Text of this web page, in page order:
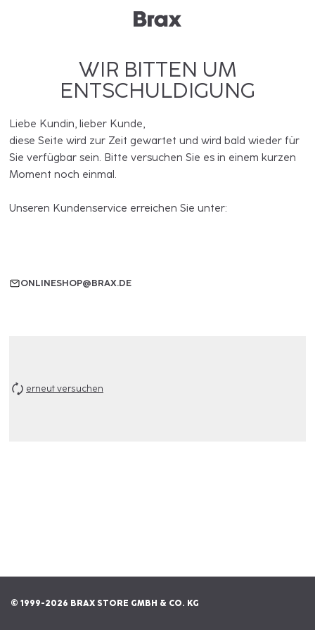
WIR BITTEN UM
ENTSCHULDIGUNG
Liebe Kundin, lieber Kunde,
diese Seite wird zur Zeit gewartet und wird bald wieder für
Sie verfügbar sein. Bitte versuchen Sie es in einem kurzen
Moment noch einmal.
Unseren Kundenservice erreichen Sie unter:
ONLINESHOP@BRAX.DE
erneut versuchen
© 1999-2026 BRAX STORE GMBH & CO. KG